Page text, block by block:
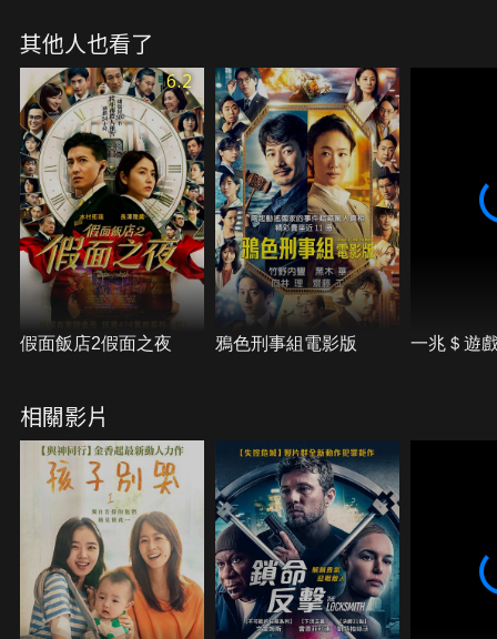
直人和那名肇事女性駕駛每天都被輿論貼上殺人兇手
的標籤，這場意外也無形地造成多個家庭破碎。
其他人也看了
6.2
假面飯店2假面之夜 鴉色刑事組電影版 一兆＄遊
相關影片